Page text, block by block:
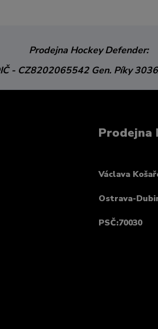
Prodejna Hockey Defender:
- CZ8202065542 Gen. Píky
Prodejna
Václava
Ostrava-
PSČ:70030